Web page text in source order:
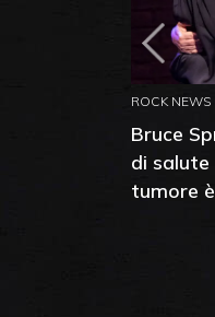
ROCK NEWS
Bruce
di salute
tumore